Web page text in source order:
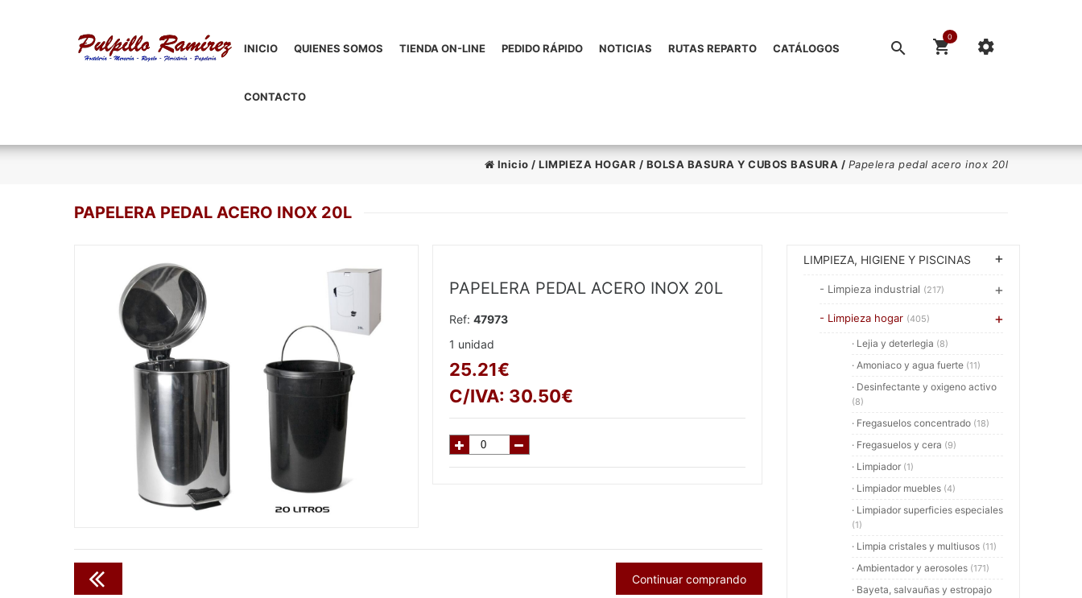
0
INICIO QUIENES SOMOS TIENDA ON-LINE PEDIDO RÁPIDO NOTICIAS RUTAS REPARTO CATÁLOGOS
CONTACTO
Inicio / LIMPIEZA HOGAR / BOLSA BASURA Y CUBOS BASURA / Papelera pedal acero inox 20l
PAPELERA PEDAL ACERO INOX 20L
LIMPIEZA, HIGIENE Y PISCINAS
- Limpieza industrial (217)
- Limpieza hogar (405)
· Lejia y deterlegia (8)
· Amoniaco y agua fuerte (11)
· Desinfectante y oxigeno activo
(8)
· Fregasuelos concentrado (18)
· Fregasuelos y cera (9)
· Limpiador (1)
· Limpiador muebles (4)
· Limpiador superficies especiales
(1)
· Limpia cristales y multiusos (11)
· Ambientador y aerosoles (171)
· Bayeta, salvauñas y estropajo
PAPELERA PEDAL ACERO INOX 20L
Ref: 47973
1 unidad
25.21€
C/IVA: 30.50€
Continuar comprando